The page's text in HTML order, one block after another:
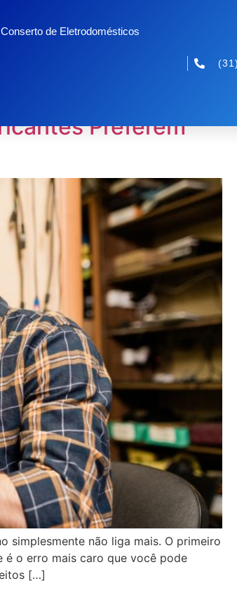
Conserto de Eletrodomésticos
Preferem
simplesmente não liga mais. O primeiro
é o erro mais caro que você pode
[…]